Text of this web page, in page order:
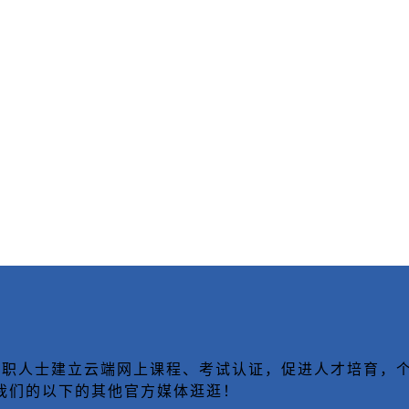
士建立云端网上课程、考试认证，促进人才培育，
的以下的其他官方媒体逛逛！